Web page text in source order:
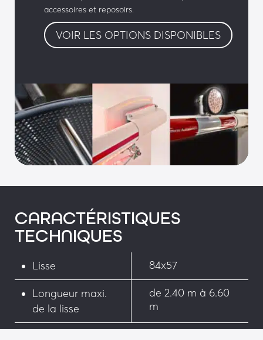
accessoires et reposoirs.
VOIR LES OPTIONS DISPONIBLES
CARACTÉRISTIQUES
TECHNIQUES
Lisse 84x57
Longueur maxi.
de la lisse
de 2.40 m à 6.60
m